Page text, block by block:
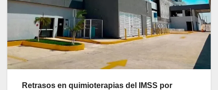
Retrasos en quimioterapias del IMSS por